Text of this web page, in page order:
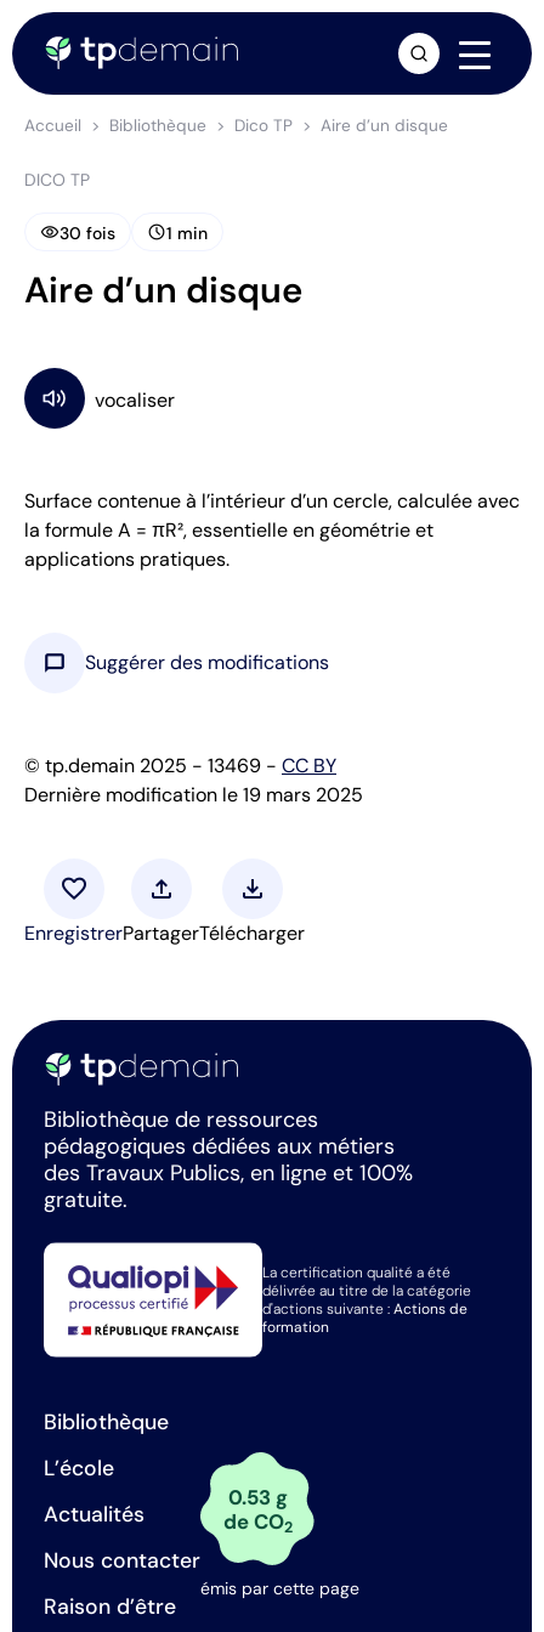
Accueil Bibliothèque Dico TP Aire d’un disque
DICO TP
visibility30 fois schedule1 min
Aire d’un disque
Surface contenue à l’intérieur d’un cercle, calculée avec
la formule A = πR², essentielle en géométrie et
applications pratiques.
chat_bubble Suggérer des modifications
© tp.demain 2025 - 13469 - CC BY
Dernière modification le 19 mars 2025
favorite
Enregistrer
upload
Partager
download
Télécharger
Bibliothèque de ressources
pédagogiques dédiées aux métiers
des Travaux Publics, en ligne et 100%
gratuite.
La certification qualité a été
délivrée au titre de la catégorie
d'actions suivante :Actions de
formation
Bibliothèque
L’école
Actualités
Nous contacter
Raison d’être
0.53 g
de CO2
émis par cette page
arrow_forward